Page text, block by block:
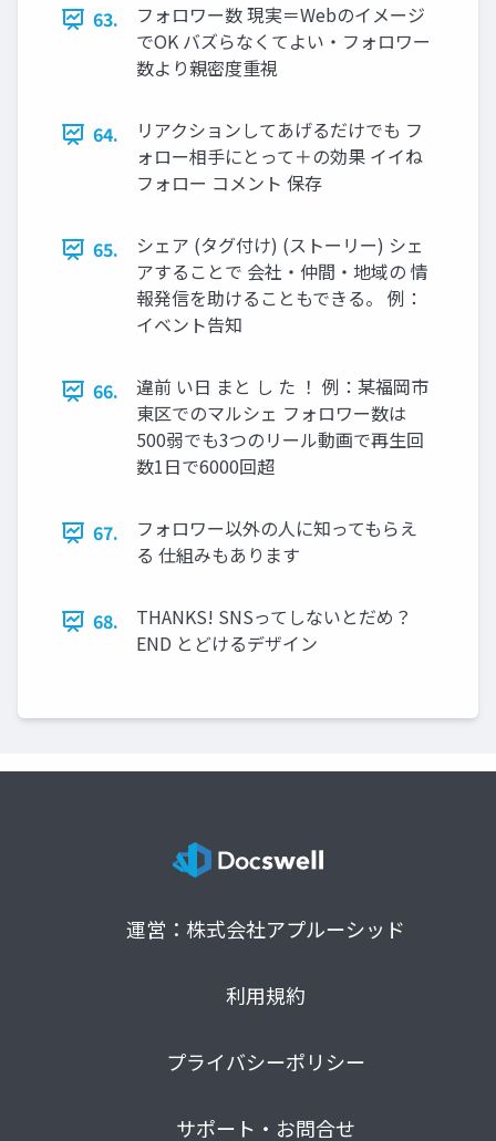
63.
フォロワー数 現実＝Webのイメージ
でOK バズらなくてよい・フォロワー
数より親密度重視
64.
リアクションしてあげるだけでも フ
ォロー相手にとって＋の効果 イイね
フォロー コメント 保存
65.
シェア (タグ付け) (ストーリー) シェ
アすることで 会社・仲間・地域の 情
報発信を助けることもできる。 例：
イベント告知
66.
違前 い日 まと し た ！ 例：某福岡市
東区でのマルシェ フォロワー数は
500弱でも3つのリール動画で再生回
数1日で6000回超
67.
フォロワー以外の人に知ってもらえ
る 仕組みもあります
68.
THANKS! SNSってしないとだめ？
END とどけるデザイン
運営：株式会社アプルーシッド
利用規約
プライバシーポリシー
サポート・お問合せ